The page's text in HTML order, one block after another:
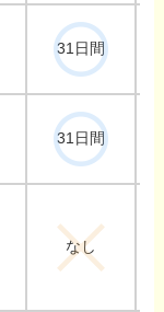
31日間
31日間
なし